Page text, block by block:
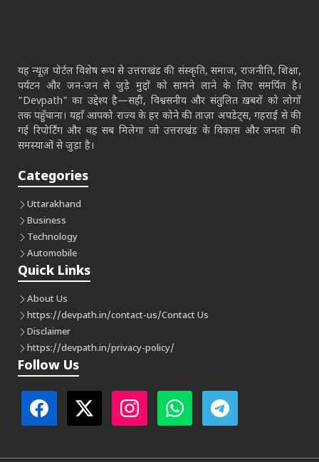
यह न्यूज़ पोर्टल विशेष रूप से उत्तराखंड की संस्कृति, समाज, राजनीति, शिक्षा,
पर्यटन और जन-जन से जुड़े मुद्दों को सामने लाने के लिए समर्पित है।
"Devpath" का उद्देश्य है—सही, विश्वसनीय और संतुलित ख़बरों को लोगों
तक पहुँचाना। यहाँ आपको राज्य के हर कोने की ताज़ा अपडेट्स, गहराई से की
गई रिपोर्टिंग और वह सब मिलेगा जो उत्तराखंड के विकास और जनता की
समस्याओं से जुड़ा है।
Categories
Uttarakhand
Business
Technology
Automobile
Quick Links
About Us
https://devpath.in/contact-us/Contact Us
Disclaimer
https://devpath.in/privacy-policy/
Follow Us